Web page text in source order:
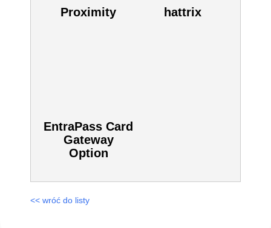
Proximity hattrix
EntraPass Card
Gateway
Option
<< wróć do listy